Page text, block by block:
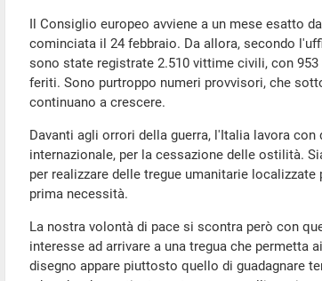
Il Consiglio europeo avviene a un mese esatto
cominciata il 24 febbraio. Da allora, secondo
sono state registrate 2.510 vittime civili, con
feriti. Sono purtroppo numeri provvisori, che
continuano a crescere.
Davanti agli orrori della guerra, l'Italia lavora
internazionale, per la cessazione delle ostilità.
per realizzare delle tregue umanitarie
prima necessità.
La nostra volontà di pace si scontra però con
interesse ad arrivare a una tregua che permetta
disegno appare piuttosto quello di guadagnare